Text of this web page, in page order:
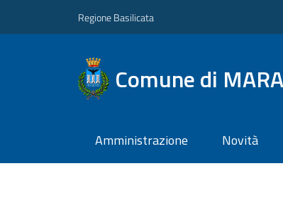
Regione Basilicata
Comune di
Amministrazione Novità